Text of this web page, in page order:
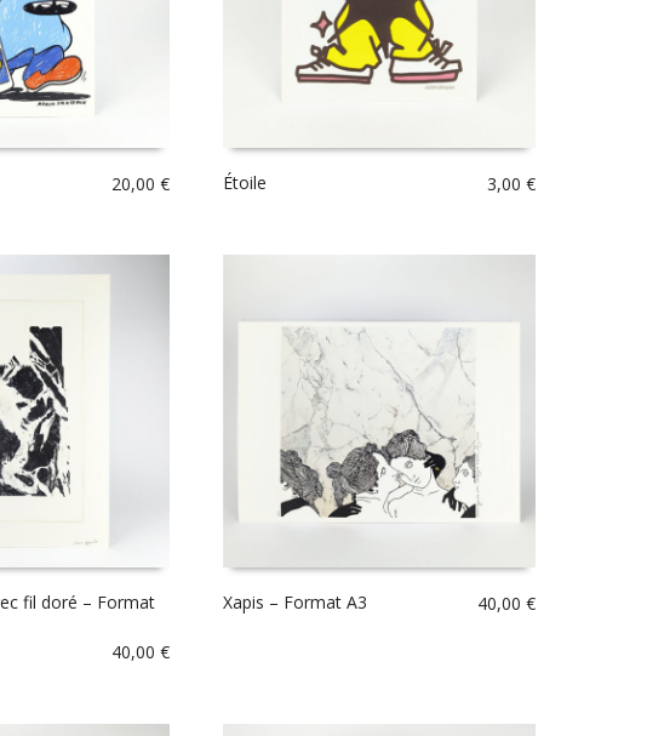
20,00 € Étoile 3,00€
fil doré – Format
40,00 €
Xapis – Format A3 40,00€